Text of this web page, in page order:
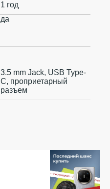
1 год
да
3.5 mm Jack, USB Type-
C, проприетарный
разъем